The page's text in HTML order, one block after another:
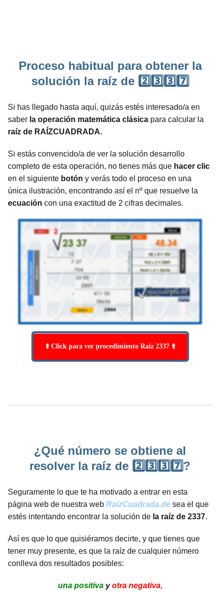
Proceso habitual para obtener la
solución la raíz de 2️⃣3️⃣3️⃣7️⃣
Si has llegado hasta aquí, quizás estés interesado/a en
saber la operación matemática clásica para calcular la
raíz de RAÍZCUADRADA.
Si estás convencido/a de ver la solución desarrollo
completo de esta operación, no tienes más que hacer clic
en el siguiente botón y verás todo el proceso en una
única ilustración, encontrando así el nº que resuelve la
ecuación con una exactitud de 2 cifras decimales.
⬆️ Click para ver procedimiento Raíz 2337 ⬆️
¿Qué número se obtiene al
resolver la raíz de 2️⃣3️⃣3️⃣7️⃣?
Seguramente lo que te ha motivado a entrar en esta
página web de nuestra web RaízCuadrada.de sea el que
estés intentando encontrar la solución de la raíz de 2337.
Así es que lo que quisiéramos decirte, y que tienes que
tener muy presente, es que la raíz de cualquier número
conlleva dos resultados posibles:
una positivayotra negativa,